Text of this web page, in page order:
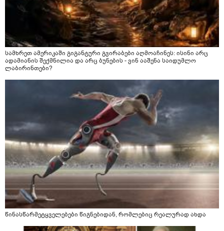
სამხრეთ ამერიკაში გიგანტური გვირაბები აღმოაჩინეს: ისინი არც
ადამიანის შექმნილია და არც ბუნების - ვინ ააშენა საიდუმლო
ლაბირინთები?
წინასწარმეტყველებები წიგნებიდან, რომლებიც რეალურად ახდა